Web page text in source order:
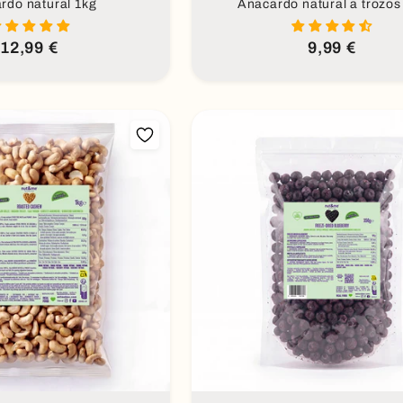
natural 1kg
Precio
habitual
12,99 €
Anacardo natural a trozos
Precio
habitual
9,99 €
al carrito Añadir al carrito